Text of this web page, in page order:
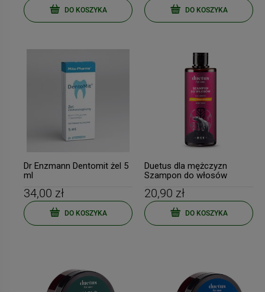
DO KOSZYKA DO KOSZYKA
Dr Enzmann Dentomit żel 5
ml
34,00 zł
DO KOSZYKA
Duetus dla mężczyzn
Szampon do włosów
20,90 zł
DO KOSZYKA